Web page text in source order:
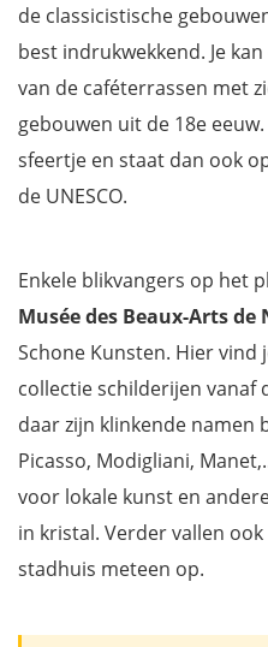
de classicistische
best indrukwekkend. Je
van de caféterrassen met
gebouwen uit de 18e
sfeertje en staat dan ook
de UNESCO.
Enkele blikvangers op het
Musée des Beaux-Arts de
Schone Kunsten. Hier vind
collectie schilderijen vanaf
daar zijn klinkende namen
Picasso, Modigliani,
voor lokale kunst en
in kristal. Verder vallen
stadhuis meteen op.